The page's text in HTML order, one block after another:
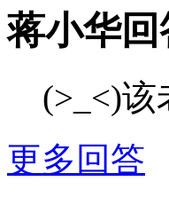
蒋小华
(>_<)该
更多回答